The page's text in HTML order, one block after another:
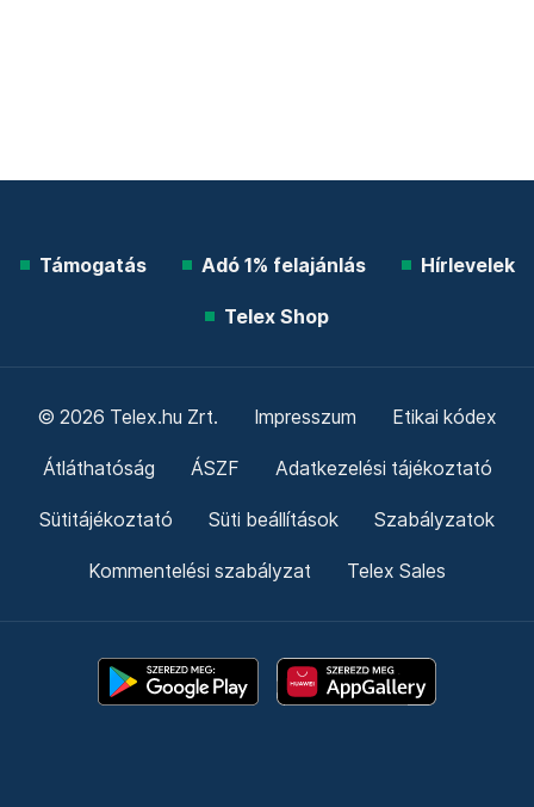
Támogatás Adó 1% felajánlás Hírlevelek
Telex Shop
© 2026 Telex.hu Zrt. Impresszum Etikai kódex
Átláthatóság ÁSZF Adatkezelési tájékoztató
Sütitájékoztató Süti beállítások Szabályzatok
Kommentelési szabályzat Telex Sales